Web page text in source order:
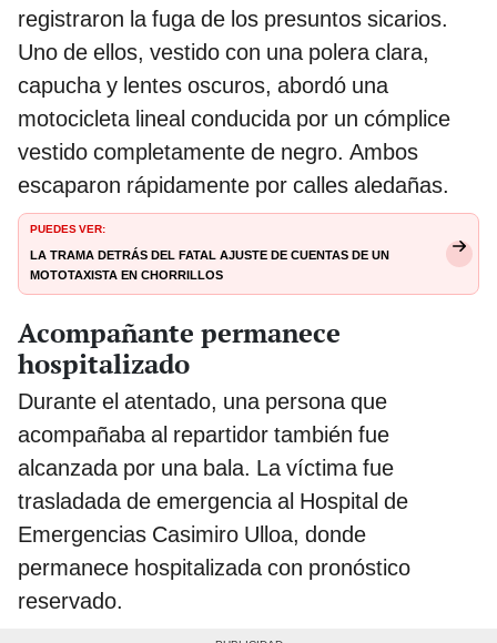
registraron la fuga de los presuntos sicarios.
Uno de ellos, vestido con una polera clara,
capucha y lentes oscuros, abordó una
motocicleta lineal conducida por un cómplice
vestido completamente de negro. Ambos
escaparon rápidamente por calles aledañas.
PUEDES VER:
La trama detrás del fatal ajuste de cuentas de un
mototaxista en Chorrillos
Acompañante permanece
hospitalizado
Durante el atentado, una persona que
acompañaba al repartidor también fue
alcanzada por una bala. La víctima fue
trasladada de emergencia al Hospital de
Emergencias Casimiro Ulloa, donde
permanece hospitalizada con pronóstico
reservado.